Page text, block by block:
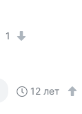
1
12 лет